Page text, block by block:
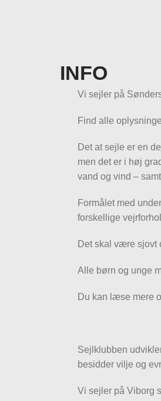
INFO
Vi sejler på
Find alle
Det at sejle er en
men det er i høj
vand og vind –
Formålet med
forskellige
Det skal være sjovt
Alle børn og unge
Du kan læse mere
Sejlklubben
besidder vilje og
Vi sejler på Viborg